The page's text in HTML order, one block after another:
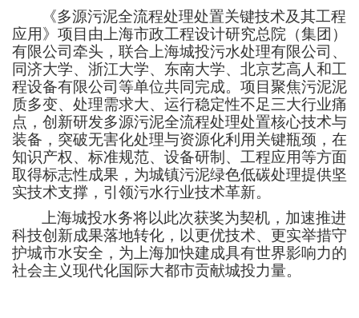
《多源污泥全流程处理处置关键技术及其工程
应用》项目由上海市政工程设计研究总院（集团）
有限公司牵头，联合上海城投污水处理有限公司、
同济大学、浙江大学、东南大学、北京艺高人和工
程设备有限公司等单位共同完成。项目聚焦污泥泥
质多变、处理需求大、运行稳定性不足三大行业痛
点，创新研发多源污泥全流程处理处置核心技术与
装备，突破无害化处理与资源化利用关键瓶颈，在
知识产权、标准规范、设备研制、工程应用等方面
取得标志性成果，为城镇污泥绿色低碳处理提供坚
实技术支撑，引领污水行业技术革新。
上海城投水务将以此次获奖为契机，加速推进
科技创新成果落地转化，以更优技术、更实举措守
护城市水安全，为上海加快建成具有世界影响力的
社会主义现代化国际大都市贡献城投力量。